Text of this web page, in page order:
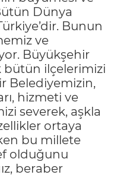
Dünya
Bunun
ve
Büyükşehir
bütün ilçelerimizi
Belediyemizin,
hizmeti ve
severek, aşkla
ortaya
bu millete
olduğunu
beraber